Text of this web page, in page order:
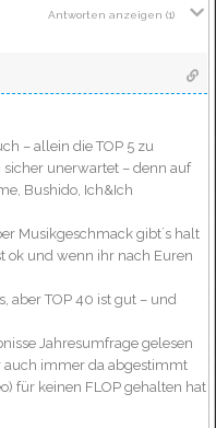
Antworten anzeigen (1)
– allein die TOP 5 zu
unerwartet – denn auf
Bushido, Ich&Ich
Musikgeschmack gibt´s halt
ok und wenn ihr nach Euren
aber TOP 40 ist gut – und
Jahresumfrage gelesen
auch immer da abgestimmt
für keinen FLOP gehalten hat